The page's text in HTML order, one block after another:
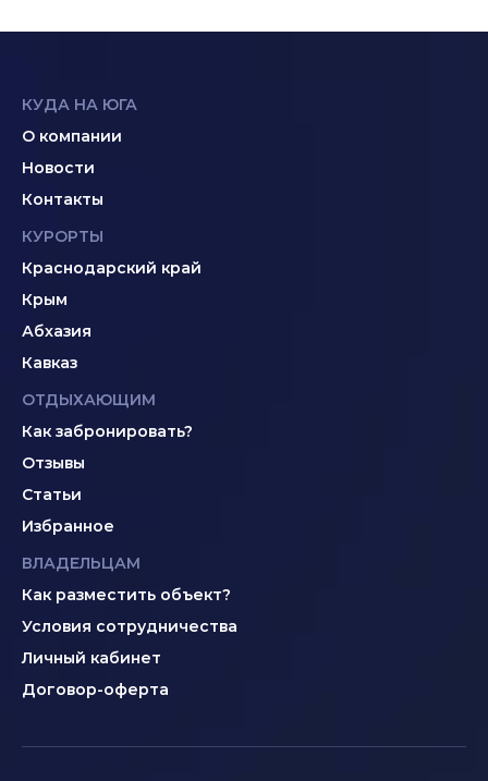
КУДА НА ЮГА
О компании
Новости
Контакты
КУРОРТЫ
Краснодарский край
Крым
Абхазия
Кавказ
ОТДЫХАЮЩИМ
Как забронировать?
Отзывы
Статьи
Избранное
ВЛАДЕЛЬЦАМ
Как разместить объект?
Условия сотрудничества
Личный кабинет
Договор-оферта